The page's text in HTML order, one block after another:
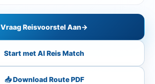
Vraag Reisvoorstel Aan→
Start met AI Reis Match
📥 Download Route PDF